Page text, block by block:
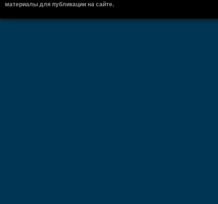
материалы для публикации на сайте.